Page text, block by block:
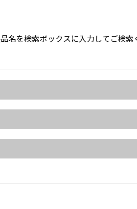
名を検索ボックスに入力してご検索